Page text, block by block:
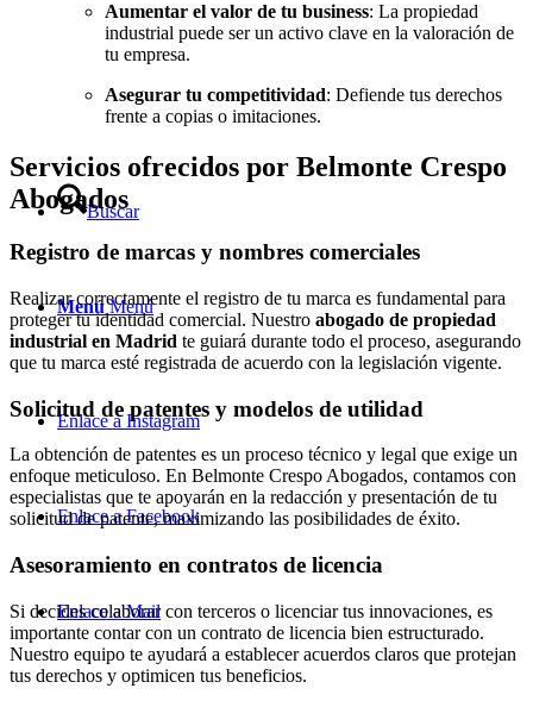
Buscar
Menú Menú
Enlace a Instagram
Enlace a Facebook
Enlace a Mail
Aumentar el valor de tu business: La propiedad
industrial puede ser un activo clave en la valoración de
tu empresa.
Asegurar tu competitividad: Defiende tus derechos
frente a copias o imitaciones.
Servicios ofrecidos por Belmonte Crespo
Abogados
Registro de marcas y nombres comerciales
Realizar correctamente el registro de tu marca es fundamental para
proteger tu identidad comercial. Nuestro abogado de propiedad
industrial en Madrid te guiará durante todo el proceso, asegurando
que tu marca esté registrada de acuerdo con la legislación vigente.
Solicitud de patentes y modelos de utilidad
La obtención de patentes es un proceso técnico y legal que exige un
enfoque meticuloso. En Belmonte Crespo Abogados, contamos con
especialistas que te apoyarán en la redacción y presentación de tu
solicitud de patente, maximizando las posibilidades de éxito.
Asesoramiento en contratos de licencia
Si decides colaborar con terceros o licenciar tus innovaciones, es
importante contar con un contrato de licencia bien estructurado.
Nuestro equipo te ayudará a establecer acuerdos claros que protejan
tus derechos y optimicen tus beneficios.